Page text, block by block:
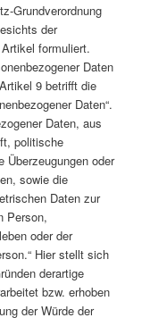
Grundverordnung
der
formuliert.
Daten
9 betrifft die
Daten“.
Daten, aus
politische
Überzeugungen oder
sowie die
Daten zur
Person,
oder der
Hier stellt sich
derartige
bzw. erhoben
der Würde der